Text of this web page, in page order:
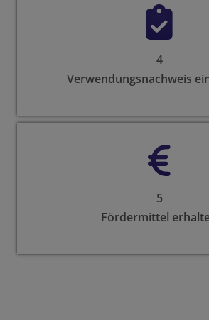
4
Verwendungsnachweis
5
Fördermittel